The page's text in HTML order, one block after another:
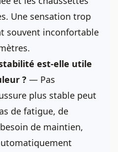
Une sensation trop
souvent inconfortable
est-elle utile
? — Pas
plus stable peut
de fatigue, de
de maintien,